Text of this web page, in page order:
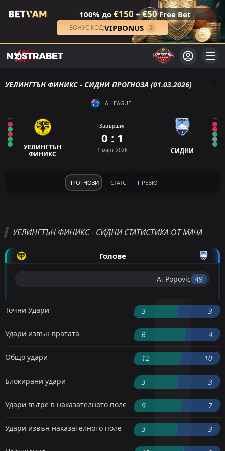
100% до €150 + €50Free Bet
БОНУС КОД:VIPBONUS
УЕЛИНГТЪН ФИНИКС - СИДНИ ПРОГНОЗА (01.03.2026)
A-LEAGUE
УЕЛИНГТЪН
ФИНИКС
Завършил
0 : 1
1 март 2026 СИДНИ
ПРОГНОЗИ СТАТС ПРЕВЮ
УЕЛИНГТЪН ФИНИКС - СИДНИ СТАТИСТИКА ОТ МАЧА
Голове
A. Popovic '49 ︎
Точни Удари 3 3
Удари извън вратата 6 4
Общо удари 12 10
Блокирани удари 3 3
Удари вътре в наказателното поле 9 7
Удари извън наказателното поле 3 3